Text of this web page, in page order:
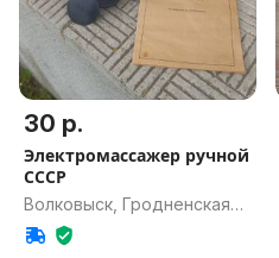
30 р.
Электромассажер ручной
СССР
Волковыск, Гродненская
обл.